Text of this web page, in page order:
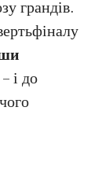
грандів.
і до